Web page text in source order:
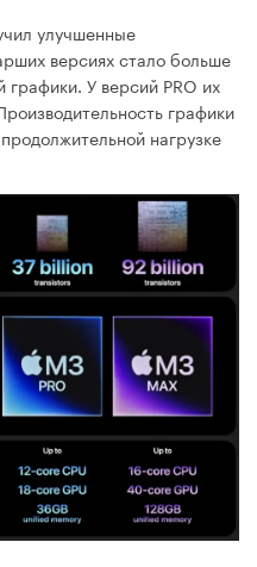
улучшенные
версиях стало больше
У версий PRO их
графики
нагрузке